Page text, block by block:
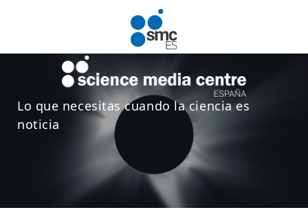
Pasar al contenido principal
Lo que necesitas cuando la ciencia es
noticia